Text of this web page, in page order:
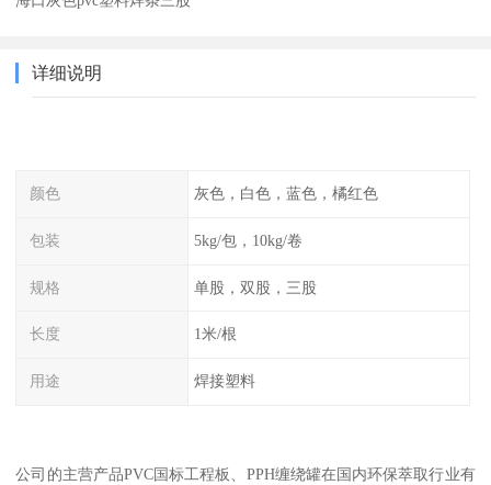
详细说明
颜色 灰色，白色，蓝色，橘红色
包装 5kg/包，10kg/卷
规格 单股，双股，三股
长度 1米/根
用途 焊接塑料
公司的主营产品PVC国标工程板、PPH缠绕罐在国内环保萃取行业有